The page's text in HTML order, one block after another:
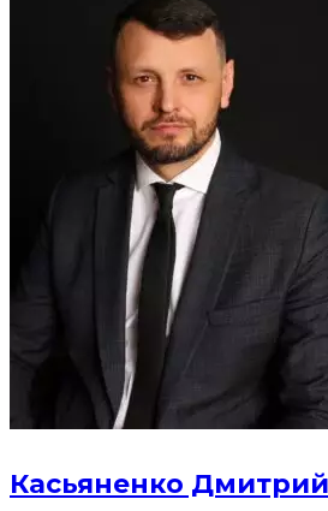
Касьяненко